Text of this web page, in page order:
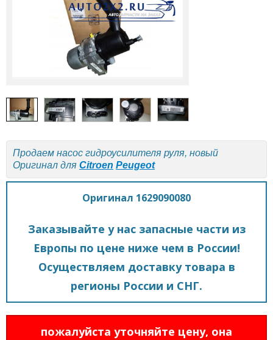
Продаем насос гидроусилителя руля, новый
Оригинал для Citroen Peugeot
Оригинал 1629090080
Заказывайте у нас запасные части из
Европы по цене ниже чем в России!
Осуществляем доставку товара в
регионы России и СНГ.
пожалуйста уточняйте цену, она